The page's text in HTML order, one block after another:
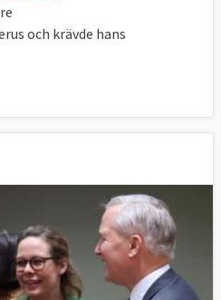
och krävde hans